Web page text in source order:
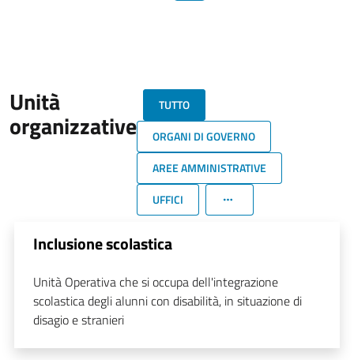
Unità
organizzative
TUTTO
ORGANI DI GOVERNO
AREE AMMINISTRATIVE
UFFICI
Inclusione scolastica
Unità Operativa che si occupa dell'integrazione
scolastica degli alunni con disabilità, in situazione di
disagio e stranieri